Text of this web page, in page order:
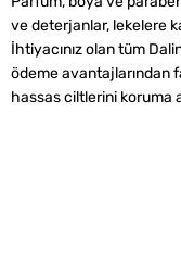
ve deterjanlar, lekelere
İhtiyacınız olan tüm
ödeme avantajlarından
hassas ciltlerini koruma